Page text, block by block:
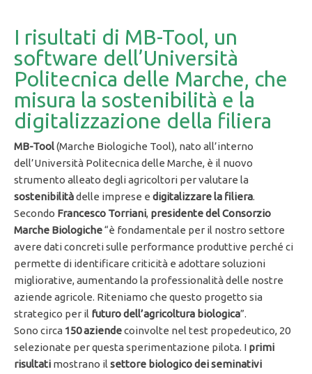
I risultati di MB-Tool, un
software dell’Università
Politecnica delle Marche, che
misura la sostenibilità e la
digitalizzazione della filiera
MB-Tool(Marche Biologiche Tool), nato all’interno
dell’Università Politecnica delle Marche, è il nuovo
strumento alleato degli agricoltori per valutare la
sostenibilitàdelle imprese e digitalizzare la filiera.
Secondo Francesco Torriani, presidente del Consorzio
Marche Biologiche“è fondamentale per il nostro settore
avere dati concreti sulle performance produttive perché ci
permette di identificare criticità e adottare soluzioni
migliorative, aumentando la professionalità delle nostre
aziende agricole. Riteniamo che questo progetto sia
strategico per il futuro dell’agricoltura biologica”.
Sono circa 150 aziendecoinvolte nel test propedeutico, 20
selezionate per questa sperimentazione pilota. I primi
risultati mostrano il settore biologico dei seminativi